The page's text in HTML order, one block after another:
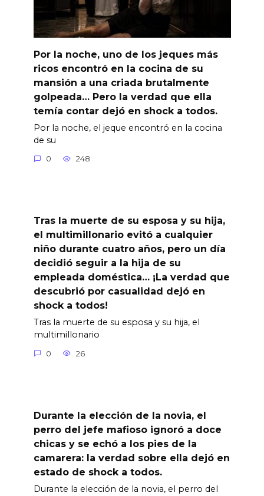
Por la noche, uno de los jeques más
ricos encontró en la cocina de su
mansión a una criada brutalmente
golpeada… Pero la verdad que ella
temía contar dejó en shock a todos.
Por la noche, el jeque encontró en la cocina
de su
0 248
Tras la muerte de su esposa y su hija,
el multimillonario evitó a cualquier
niño durante cuatro años, pero un día
decidió seguir a la hija de su
empleada doméstica… ¡La verdad que
descubrió por casualidad dejó en
shock a todos!
Tras la muerte de su esposa y su hija, el
multimillonario
0 26
Durante la elección de la novia, el
perro del jefe mafioso ignoró a doce
chicas y se echó a los pies de la
camarera: la verdad sobre ella dejó en
estado de shock a todos.
Durante la elección de la novia, el perro del